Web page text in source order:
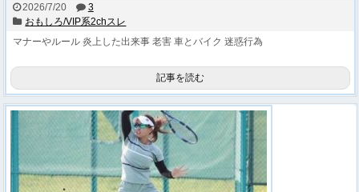
2026/7/20
3
おもしろ/VIP系2chスレ
マナーやルール 炎上した出来事 老害 車とバイク 迷惑行為
記事を読む